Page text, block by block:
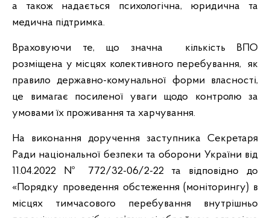
а також надається психологічна, юридична та
медична підтримка.
Враховуючи те, що значна кількість ВПО
розміщена у місцях колективного перебування, як
правило державно-комунальної форми власності,
це вимагає посиленої уваги щодо контролю за
умовами їх проживання та харчування.
На виконання доручення заступника Секретаря
Ради національної безпеки та оборони України від
11.04.2022 № 772/32-06/2-22 та відповідно до
«Порядку проведення обстеження (моніторингу) в
місцях тимчасового перебування внутрішньо